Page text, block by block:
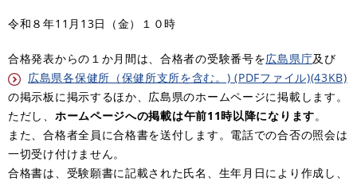
令和８年11月13日（金）１０時
合格発表からの１か月間は、合格者の受験番号を広島県庁及び
広島県各保健所（保健所支所を含む。) (PDFファイル)(43KB)
の掲示板に掲示するほか、広島県のホームページに掲載します。
​ただし、 ホームページへの掲載は午前11時以降になります。
また、合格者全員に合格書を送付します。電話での合否の照会は
一切受け付けません。
合格書は、受験願書に記載された氏名、生年月日により作成し、